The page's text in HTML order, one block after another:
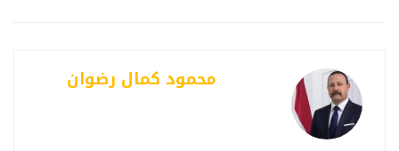
محمود كمال رضوان